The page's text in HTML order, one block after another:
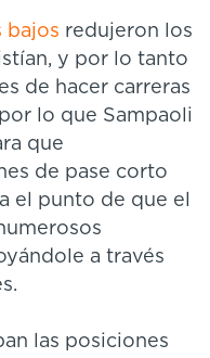
bajos redujeron los
y por lo tanto
de hacer carreras
lo que Sampaoli
que
de pase corto
el punto de que el
a través
las posiciones